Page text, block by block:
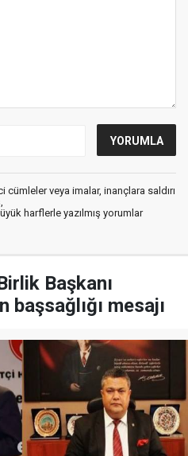
veya imalar, inançlara saldırı
harflerle yazılmış yorumlar
Başkanı
mesajı